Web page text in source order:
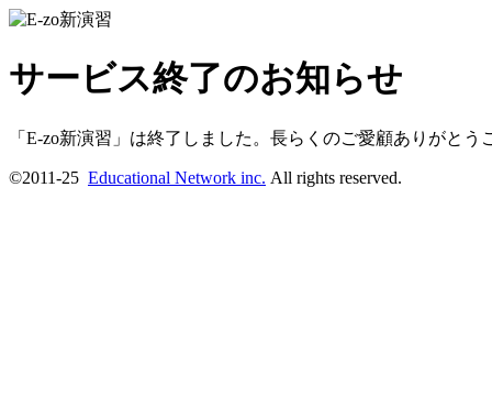
サービス終了のお知らせ
「E-zo新演習」は終了しました。長らくのご愛顧ありがとう
©2011-25 Educational Network inc. All rights reserved.